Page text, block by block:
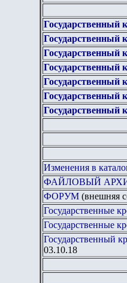
Государственный
Государственный
Государственный
Государственный
Государственный
Государственный
Государственный
Изменения в
ФАЙЛОВЫЙ
ФОРУМ (внешняя
Государственные
Государственные
Государственный
03.10.18